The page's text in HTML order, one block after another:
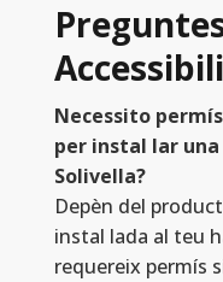
Necessito
per instal lar
Solivella?
Depèn del
instal lada al teu
requereix permís